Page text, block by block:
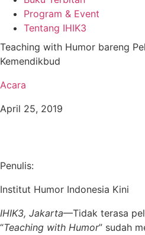
Program & Event
Tentang IHIK3
Teaching with Humor bareng
Kemendikbud
Acara
April 25, 2019
Penulis:
Institut Humor Indonesia Kini
IHIK3, Jakarta—Tidak terasa
“Teaching with Humor” sudah